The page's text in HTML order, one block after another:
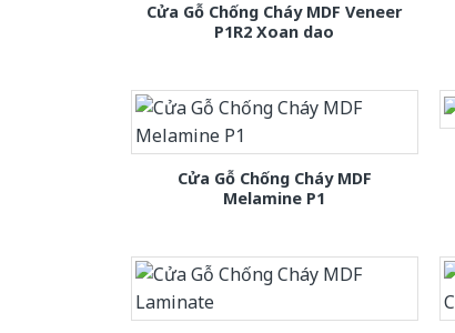
Cửa Gỗ Chống Cháy MDF Veneer
P1R2 Xoan dao
Cửa Gỗ Chống Cháy MDF
Melamine P1